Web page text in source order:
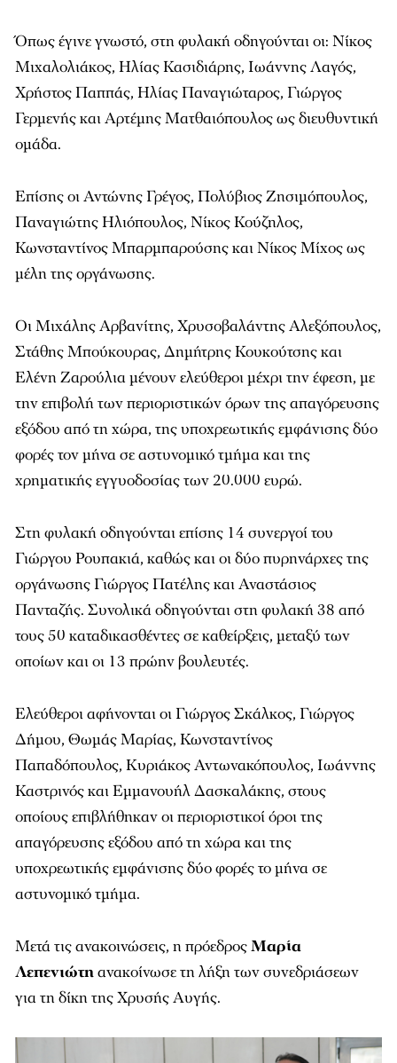
Όπως έγινε γνωστό, στη φυλακή οδηγούνται οι: Νίκος
Μιχαλολιάκος, Ηλίας Κασιδιάρης, Ιωάννης Λαγός,
Χρήστος Παππάς, Ηλίας Παναγιώταρος, Γιώργος
Γερμενής και Αρτέμης Ματθαιόπουλος ως διευθυντική
ομάδα.
Επίσης οι Αντώνης Γρέγος, Πολύβιος Ζησιμόπουλος,
Παναγιώτης Ηλιόπουλος, Νίκος Κούζηλος,
Κωνσταντίνος Μπαρμπαρούσης και Νίκος Μίχος ως
μέλη της οργάνωσης.
Οι Μιχάλης Αρβανίτης, Χρυσοβαλάντης Αλεξόπουλος,
Στάθης Μπούκουρας, Δημήτρης Κουκούτσης και
Ελένη Ζαρούλια μένουν ελεύθεροι μέχρι την έφεση, με
την επιβολή των περιοριστικών όρων της απαγόρευσης
εξόδου από τη χώρα, της υποχρεωτικής εμφάνισης δύο
φορές τον μήνα σε αστυνομικό τμήμα και της
χρηματικής εγγυοδοσίας των 20.000 ευρώ.
Στη φυλακή οδηγούνται επίσης 14 συνεργοί του
Γιώργου Ρουπακιά, καθώς και οι δύο πυρηνάρχες της
οργάνωσης Γιώργος Πατέλης και Αναστάσιος
Πανταζής. Συνολικά οδηγούνται στη φυλακή 38 από
τους 50 καταδικασθέντες σε καθείρξεις, μεταξύ των
οποίων και οι 13 πρώην βουλευτές.
Ελεύθεροι αφήνονται οι Γιώργος Σκάλκος, Γιώργος
Δήμου, Θωμάς Μαρίας, Κωνσταντίνος
Παπαδόπουλος, Κυριάκος Αντωνακόπουλος, Ιωάννης
Καστρινός και Εμμανουήλ Δασκαλάκης, στους
οποίους επιβλήθηκαν οι περιοριστικοί όροι της
απαγόρευσης εξόδου από τη χώρα και της
υποχρεωτικής εμφάνισης δύο φορές το μήνα σε
αστυνομικό τμήμα.
Μετά τις ανακοινώσεις, η πρόεδροςΜαρία
Λεπενιώτηανακοίνωσε τη λήξη των συνεδριάσεων
για τη δίκη της Χρυσής Αυγής.